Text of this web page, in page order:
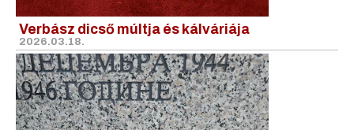
Verbász dicső múltja és kálváriája
2026.03.18.